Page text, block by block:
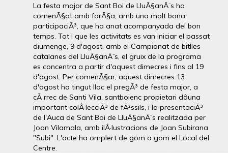
La festa major de Sant Boi de LluÃ§anÃ¨s ha
comenÃ§at amb forÃ§a, amb una molt bona
participaciÃ³, que ha anat acompanyada del bon
temps. Tot i que les activitats es van iniciar el passat
diumenge, 9 d'agost, amb el Campionat de bitlles
catalanes del LluÃ§anÃ¨s, el gruix de la programa
es concentra a partir d'aquest dimecres i fins al 19
d'agost. Per comenÃ§ar, aquest dimecres 13
d'agost ha tingut lloc el pregÃ³ de festa major, a
cÃ rrec de Santi Vila, santboienc propietari dâuna
important colÂ·lecciÃ³ de fÃ²ssils, i la presentaciÃ³
de l'Auca de Sant Boi de LluÃ§anÃ¨s realitzada per
Joan Vilamala, amb ilÂ·lustracions de Joan Subirana
"Subi". L'acte ha omplert de gom a gom el Local del
Centre.